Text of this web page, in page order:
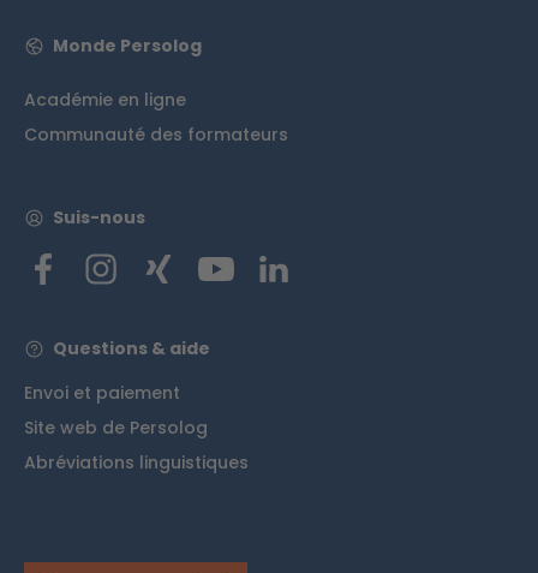
Monde Persolog
Académie en ligne
Communauté des formateurs
Suis-nous
Questions & aide
Envoi et paiement
Site web de Persolog
Abréviations linguistiques